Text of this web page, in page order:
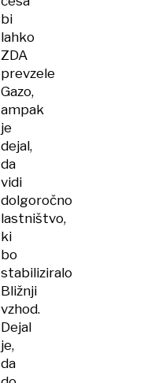
bi
lahko
ZDA
prevzele
Gazo,
ampak
je
dejal,
da
vidi
dolgoročno
lastništvo,
ki
bo
stabiliziralo
Bližnji
vzhod.
Dejal
je,
da